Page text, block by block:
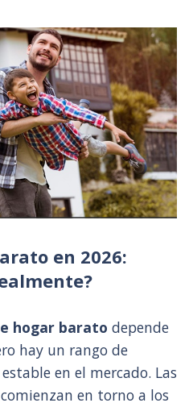
en 2026:
hogar barato depende
hay un rango de
en el mercado. Las
en torno a los